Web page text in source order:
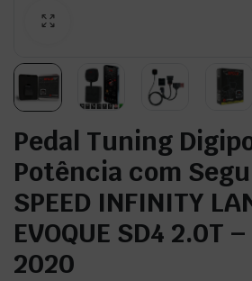
Pedal Tuning
Potência com
SPEED INFINITY
EVOQUE SD4 2.0T
2020